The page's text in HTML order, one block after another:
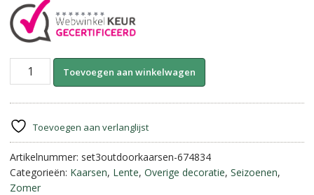
||
Wit.
aantal
Toevoegen aan winkelwagen
n
a
t
Toevoegen aan verlanglijst
Artikelnummer: set3outdoorkaarsen-674834
Categorieën: Kaarsen, Lente, Overige decoratie, Seizoenen,
Zomer